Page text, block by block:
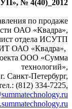
№ 4(40)_2012
по продаже
ОАО «Квадра»,
отдела ИСУТП
ОАО «Квадра»,
ООО «Сумма
технологий»,
Санкт-Петербург,
(812) 334‑7225,